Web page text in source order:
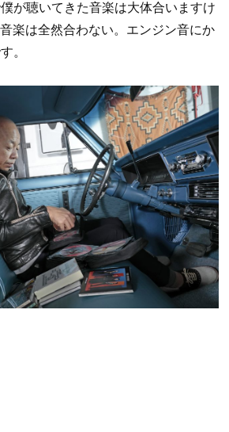
が聴いてきた音楽は大体合いますけ
楽は全然合わない。エンジン音にか
。